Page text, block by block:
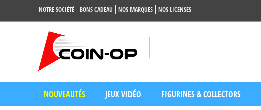
NOTRE SOCIÉTÉ BONS CADEAU NOS MARQUES NOS LICENSES
NOUVEAUTÉS JEUX VIDÉO FIGURINES & COLLECTORS